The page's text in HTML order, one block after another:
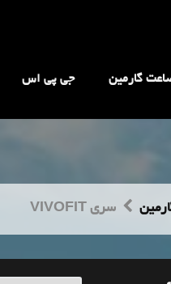
گارمین جی پی اس
سری VIVOFIT